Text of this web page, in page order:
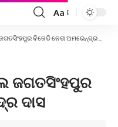
Font
Aa
ବିଜେଡି ନେତା ଅମରେନ୍ଦ୍ର ଦାସ
ଜଗତସିଂହପୁର
ଦାସ